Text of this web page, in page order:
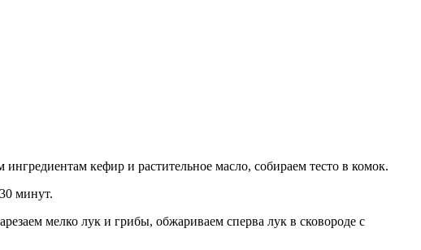
кефир и растительное масло, собираем тесто в комок.
минут.
мелко лук и грибы, обжариваем сперва лук в сковороде с